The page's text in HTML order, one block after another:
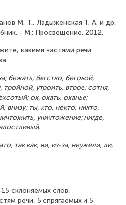
М. Т., Ладыженская Т. А. и др.
- М.: Просвещение, 2012.
какими частями речи
бежать, бегство, беговой,
тройной, утроить, втрое; сотня,
ох, охать, оханье;
внизу; ты, кто, некто, никто,
уничтожение; нигде,
так как, ни, из-за, неужели, ли,
склоняемых слов,
речи, 5 спрягаемых и 5